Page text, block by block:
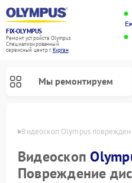
FIX-OLYMPUS
Ремонт устройств Olympus
Специализированный
cервисный центр г.Курган
Мы ремонтируем
Видеоскоп Olympus
Видеоскоп
Повреждение